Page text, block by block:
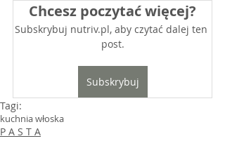
Chcesz poczytać więcej?
Subskrybuj nutriv.pl, aby czytać dalej ten
post.
Subskrybuj
Tagi:
kuchnia włoska
P A S T A